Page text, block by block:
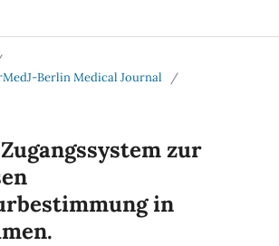
Berlin Medical Journal
/
zur
in